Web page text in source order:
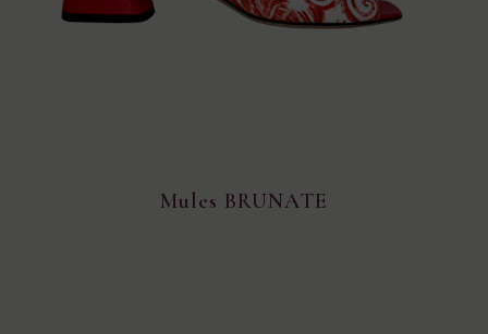
Mules BRUNATE